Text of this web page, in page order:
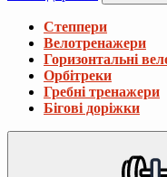
Степпери
Велотренажери
Горизонтальні
Орбітреки
Гребні тренажери
Бігові доріжки